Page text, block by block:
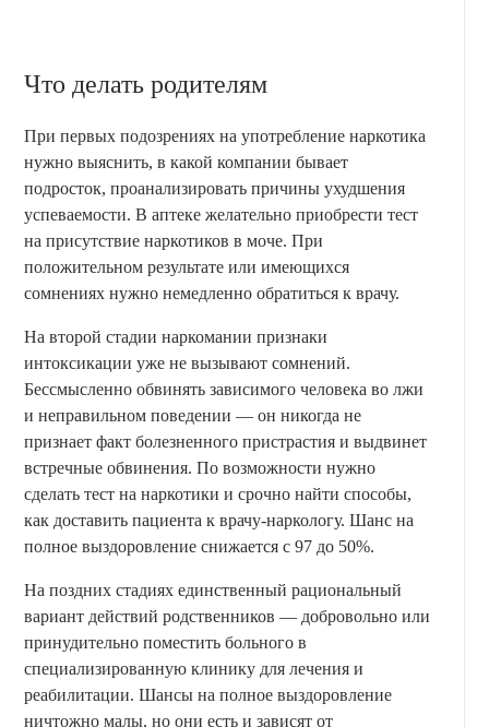
Что делать родителям
При первых подозрениях на употребление наркотика
нужно выяснить, в какой компании бывает
подросток, проанализировать причины ухудшения
успеваемости. В аптеке желательно приобрести тест
на присутствие наркотиков в моче. При
положительном результате или имеющихся
сомнениях нужно немедленно обратиться к врачу.
На второй стадии наркомании признаки
интоксикации уже не вызывают сомнений.
Бессмысленно обвинять зависимого человека во лжи
и неправильном поведении — он никогда не
признает факт болезненного пристрастия и выдвинет
встречные обвинения. По возможности нужно
сделать тест на наркотики и срочно найти способы,
как доставить пациента к врачу-наркологу. Шанс на
полное выздоровление снижается с 97 до 50%.
На поздних стадиях единственный рациональный
вариант действий родственников — добровольно или
принудительно поместить больного в
специализированную клинику для лечения и
реабилитации. Шансы на полное выздоровление
ничтожно малы, но они есть и зависят от